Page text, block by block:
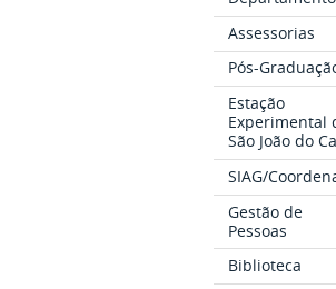
Assessorias
Pós-
Estação
Experimental
São João do
SIAG/
Gestão de
Pessoas
Biblioteca